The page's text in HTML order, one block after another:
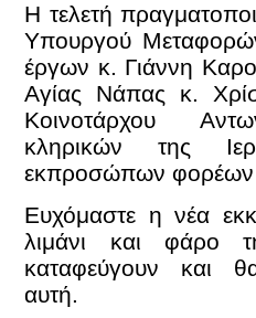
Η τελετή
Υπουργού
έργων κ. Γιάννη
Αγίας Νάπας κ.
Κοινοτάρχου
κληρικών της
εκπροσώπων φορέων
Ευχόμαστε η νέα
λιμάνι και
καταφεύγουν και
αυτή.